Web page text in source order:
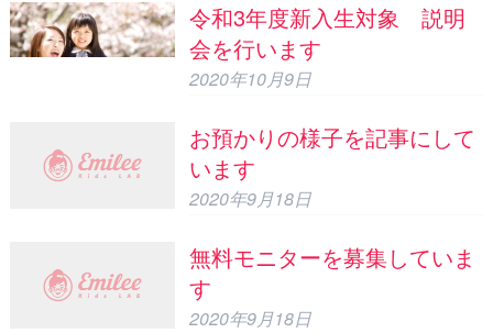
令和3年度新入生対象 説明
会を行います
2020年10月9日
お預かりの様子を記事にして
います
2020年9月18日
無料モニターを募集していま
す
2020年9月18日